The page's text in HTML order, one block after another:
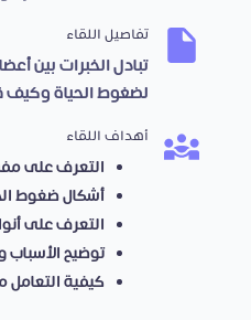
تفاصيل اللقاء
تبادل الخبرات بين
لضغوط الحياة وكيف
أهداف اللقاء
التعرف على
أشكال ضغوط
التعرف على
توضيح الأسباب
كيفية التعامل